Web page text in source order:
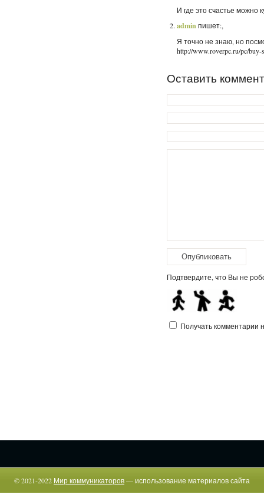
И где это счастье можно
adminпишет:,
Я точно не знаю, но
http://www.roverpc.ru/pc/buy-
Оставить
Подтвердите, что Вы не
Получать комментарии
© 2021-2022 Мир коммуникаторов— использование материалов сайта